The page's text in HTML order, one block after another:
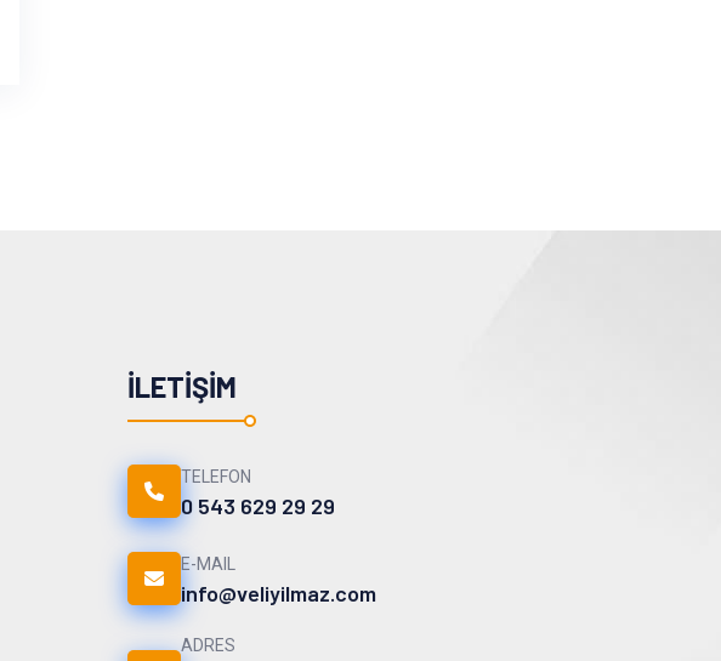
İLETIŞIM
TELEFON
0 543 629 29 29
E-MAIL
info@veliyilmaz.com
ADRES